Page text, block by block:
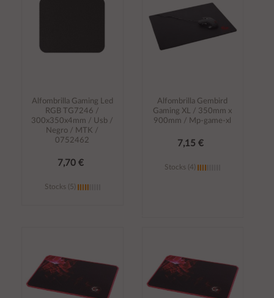
Alfombrilla Gaming Led
RGB TG7246 /
300x350x4mm / Usb /
Negro / MTK /
0752462
7,70 €
Stocks (5)
Alfombrilla Gembird
Gaming XL / 350mm x
900mm / Mp-game-xl
7,15 €
Stocks (4)